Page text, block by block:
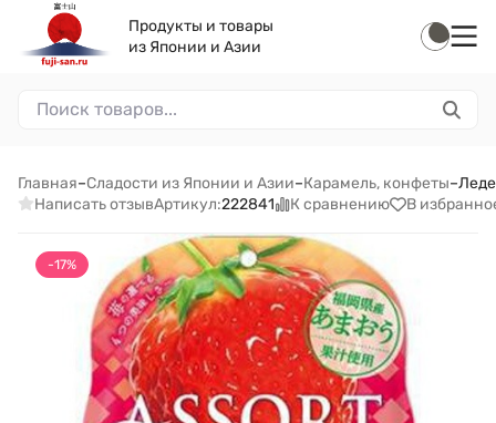
Продукты и товары
из Японии и Азии
Главная–Сладости из Японии и Азии–Карамель, конфеты–
Написать отзывАртикул:222841 К сравнению В
-17%